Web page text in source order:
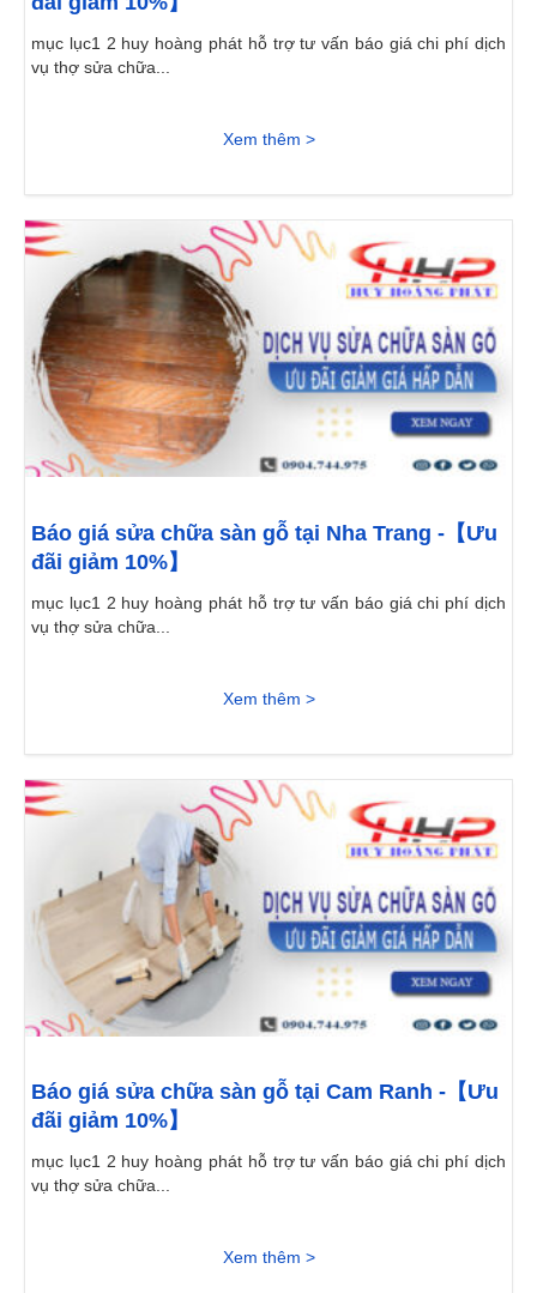
mục lục1 2 huy hoàng phát hỗ trợ tư vấn báo giá chi phí dịch
vụ thợ sửa chữa...
Xem thêm >
Báo giá sửa chữa sàn gỗ tại Nha Trang -【Ưu
đãi giảm 10%】
mục lục1 2 huy hoàng phát hỗ trợ tư vấn báo giá chi phí dịch
vụ thợ sửa chữa...
Xem thêm >
Báo giá sửa chữa sàn gỗ tại Cam Ranh -【Ưu
đãi giảm 10%】
mục lục1 2 huy hoàng phát hỗ trợ tư vấn báo giá chi phí dịch
vụ thợ sửa chữa...
Xem thêm >